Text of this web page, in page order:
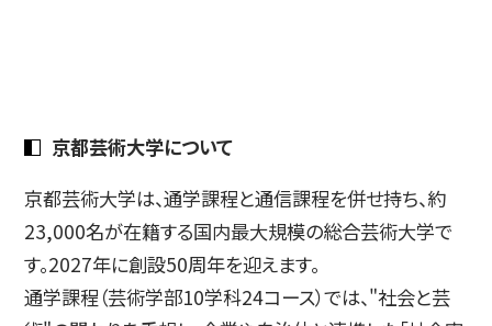
京都芸術大学について
京都芸術大学は、通学課程と通信課程を併せ持ち、約
23,000名が在籍する国内最大規模の総合芸術大学で
す。2027年に創設50周年を迎えます。
通学課程（芸術学部10学科24コース）では、"社会と芸